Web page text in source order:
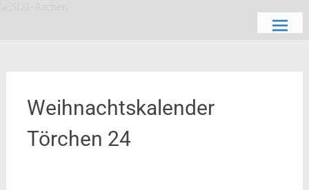
Weihnachtskalender
Törchen 24